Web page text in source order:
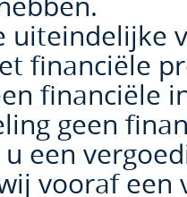
uiteindelijke
financiële
financiële
geen
een
vooraf een